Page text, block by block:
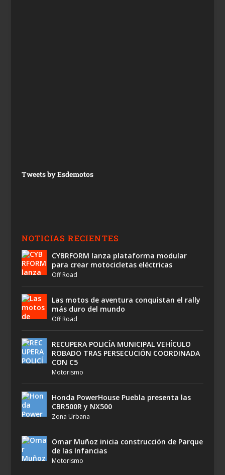
Tweets by Esdemotos
NOTICIAS RECIENTES
CYBRFORM lanza plataforma modular
para crear motocicletas eléctricas
Off Road
Las motos de aventura conquistan el rally
más duro del mundo
Off Road
RECUPERA POLICÍA MUNICIPAL VEHÍCULO
ROBADO TRAS PERSECUCIÓN COORDINADA
CON C5
Motorismo
Honda PowerHouse Puebla presenta las
CBR500R y NX500
Zona Urbana
Omar Muñoz inicia construcción de Parque
de las Infancias
Motorismo